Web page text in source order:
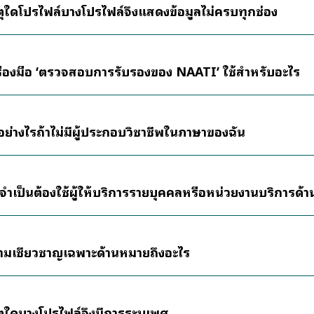
ใดโปรไฟล์บางโปรไฟล์จึงแสดงข้อมูลไม่ครบทุกช่อง
องมือ ‘ตรวจสอบการรับรองของ NAATI’ ใช้สำหรับอะไร
ย่างไรถ้าไม่มีผู้ประกอบวิชาชีพในภาษาของฉัน
ำเป็นต้องใช้ผู้ให้บริการรายบุคคลหรือหน่วยงานบริการด้า
มเชี่ยวชาญเฉพาะด้านหมายถึงอะไร